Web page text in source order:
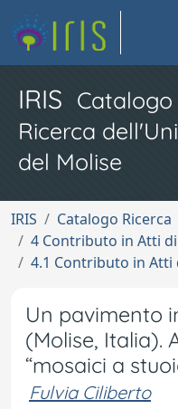
IRIS
Ricerca
del Molise
IRIS
Catalogo Ricerca
4 Contributo in Atti
4.1 Contributo in Atti
Un pavimento
(Molise, Italia).
“mosaici a
Fulvia Ciliberto